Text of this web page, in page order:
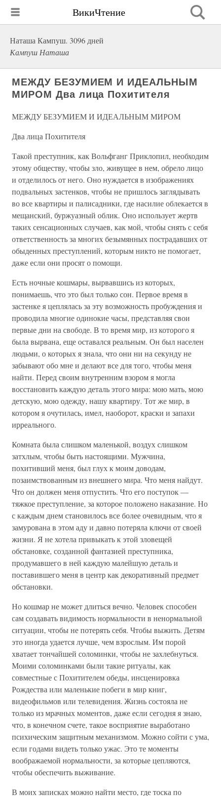
ВикиЧтение
Наташа Кампуш. 3096 дней
Кампуш Наташа
МЕЖДУ БЕЗУМИЕМ И ИДЕАЛЬНЫМ
МИРОМ Два лица Похитителя
МЕЖДУ БЕЗУМИЕМ И ИДЕАЛЬНЫМ МИРОМ
Два лица Похитителя
Такой преступник, как Вольфганг Приклопил, необходим
этому обществу, чтобы зло, живущее в нем, обрело лицо
и отделилось от него. Оно нуждается в изображениях
подвальных застенков, чтобы не пришлось заглядывать
во все квартиры и палисадники, где насилие облекается в
мещанский, буржуазный облик. Оно использует жертв
таких сенсационных случаев, как мой, чтобы снять с себя
ответственность за многих безымянных пострадавших от
обыденных преступлений, которым никто не помогает,
даже если они просят о помощи.
Есть ночные кошмары, вырвавшись из которых,
понимаешь, что это был только сон. Первое время в
застенке я цеплялась за эту возможность пробуждения и
проводила многие одинокие часы, представляя свои
первые дни на свободе. В то время мир, из которого я
была вырвана, еще оставался реальным. Он был населен
людьми, о которых я знала, что они ни на секунду не
забывают обо мне и делают все для того, чтобы меня
найти. Перед своим внутренним взором я могла
восстановить каждую деталь этого мира: мою мать, мою
детскую, мою одежду, нашу квартиру. Тот же мир, в
котором я очутилась, имел, наоборот, краски и запахи
ирреального.
Комната была слишком маленькой, воздух слишком
затхлым, чтобы быть настоящими. Мужчина,
похитивший меня, был глух к моим доводам,
позаимствованным из внешнего мира. Что меня найдут.
Что он должен меня отпустить. Что его поступок —
тяжкое преступление, за которое положено наказание. Но
с каждым днем становилось все более очевидным, что я
замурована в этом аду и давно потеряла ключи от своей
жизни. Я не хотела привыкать к этой зловещей
обстановке, созданной фантазией преступника,
продумавшего в ней каждую малейшую деталь и
поставившего меня в центр как декоративный предмет
обстановки.
Но кошмар не может длиться вечно. Человек способен
сам создавать видимость нормальности в ненормальной
ситуации, чтобы не потерять себя. Чтобы выжить. Детям
это иногда удается лучше, чем взрослым. Им порой
хватает тончайшей соломинки, чтобы не захлебнуться.
Моими соломинками были такие ритуалы, как
совместные с Похитителем обеды, инсценировка
Рождества или маленькие побеги в мир книг,
видеофильмов или телевидения. Жизнь состояла не
только из мрачных моментов, даже если сегодня я знаю,
что, в конечном счете, такое восприятие выработано
психическим защитным механизмом. Можно сойти с ума,
если годами видеть только ужас. Это те моменты
воображаемой нормальности, за которые цепляются,
чтобы обеспечить выживание.
В моих записках можно найти место, где тоска по